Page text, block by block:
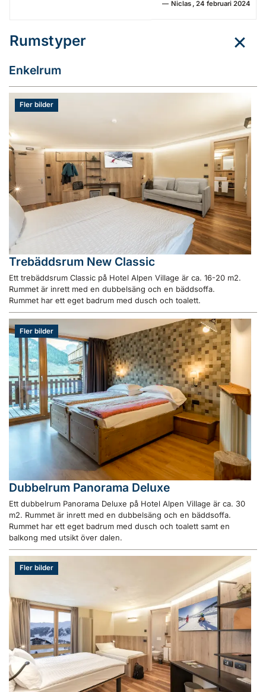
Niclas 24 februari 2024
Rumstyper
Enkelrum
Fler bilder
Trebäddsrum New Classic
Ett trebäddsrum Classic på Hotel Alpen Village är ca. 16-20 m2.
Rummet är inrett med en dubbelsäng och en bäddsoffa.
Rummet har ett eget badrum med dusch och toalett.
Fler bilder
Dubbelrum Panorama Deluxe
Ett dubbelrum Panorama Deluxe på Hotel Alpen Village är ca. 30
m2. Rummet är inrett med en dubbelsäng och en bäddsoffa.
Rummet har ett eget badrum med dusch och toalett samt en
balkong med utsikt över dalen.
Fler bilder